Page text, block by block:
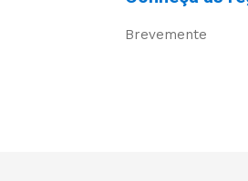
Brevemente